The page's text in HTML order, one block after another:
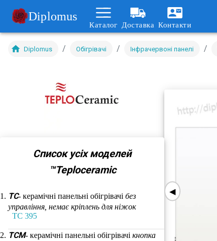
Diplomus
Каталог Доставка Контакти
Diplomus / Обігрівачі / Інфрачервоні панелі /
Список усіх моделей
™Teploceramic
TC- керамічні панельні обігрівачі без
управління, немає кріплень для ніжок
TC 395
TCM- керамічні панельні обігрівачі кнопка
◀